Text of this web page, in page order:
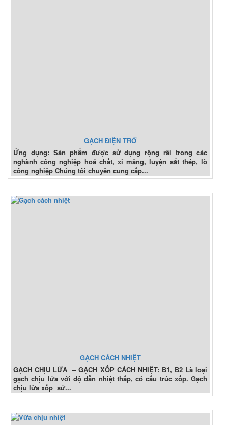
GẠCH ĐIỆN TRỞ
Ứng dụng: Sản phẩm được sử dụng rộng rãi trong các
nghành công nghiệp hoá chất, xi măng, luyện sắt thép, lò
công nghiệp Chúng tôi chuyên cung cấp...
GẠCH CÁCH NHIỆT
GẠCH CHỊU LỬA – GẠCH XỐP CÁCH NHIỆT: B1, B2 Là loại
gạch chịu lửa với độ dẫn nhiệt thấp, có cấu trúc xốp. Gạch
chịu lửa xốp sử...